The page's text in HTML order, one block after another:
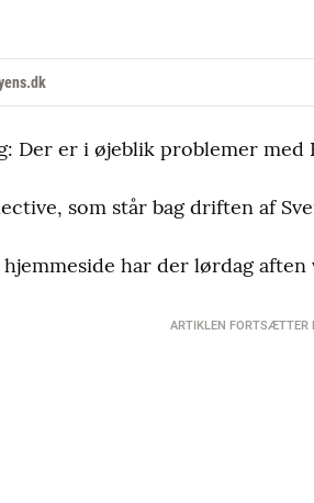
Der er i øjeblik problemer med
som står bag driften af
har der lørdag
ARTIKLEN FORTSÆTTER